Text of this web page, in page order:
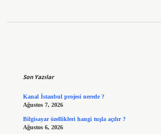
Son Yazılar
Kanal İstanbul projesi nerede ?
Ağustos 7, 2026
Bilgisayar özellikleri hangi tuşla açılır ?
Ağustos 6, 2026